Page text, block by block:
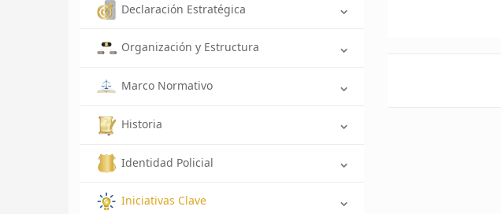
Declaración Estratégica
Organización y Estructura
Marco Normativo
Historia
Identidad Policial
Iniciativas Clave